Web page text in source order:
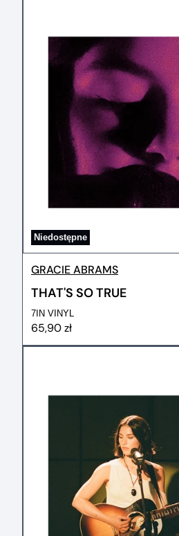
Niedostępne
GRACIE ABRAMS
THAT'S SO TRUE
7IN VINYL
65,90 zł